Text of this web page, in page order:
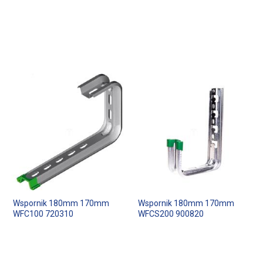
Wspornik 180mm 170mm
WFC100 720310
Wspornik 180mm 170mm
WFCS200 900820